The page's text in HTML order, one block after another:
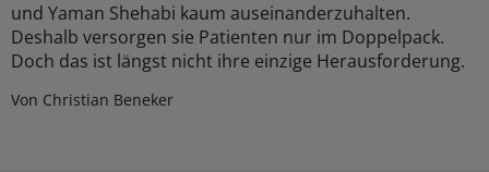
und Yaman Shehabi kaum auseinanderzuhalten.
Deshalb versorgen sie Patienten nur im Doppelpack.
Doch das ist längst nicht ihre einzige Herausforderung.
Von Christian Beneker